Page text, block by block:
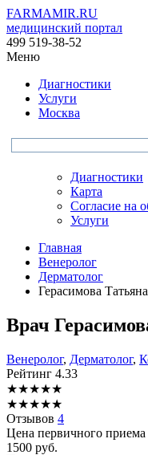
FARMAMIR.RU
медицинский портал
499 519-38-52
Меню
Диагностики
Услуги
Москва
Диагностики
Карта
Согласие на
Услуги
Главная
Венеролог
Дерматолог
Герасимова
Врач
Венеролог, Дерматолог,
Рейтинг 4.33
★★★★★
★★★★★
Отзывов 4
Цена первичного приема
1500 руб.